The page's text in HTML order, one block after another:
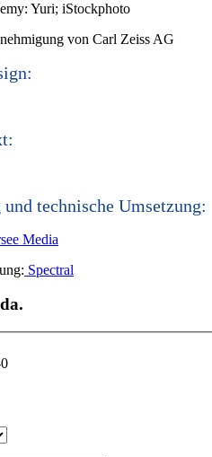
Yuri; iStockphoto
von Carl Zeiss AG
technische Umsetzung:
Media
Spectral